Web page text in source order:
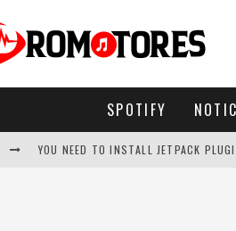
SPOTIFY
YOU NEED TO INSTALL JETPACK